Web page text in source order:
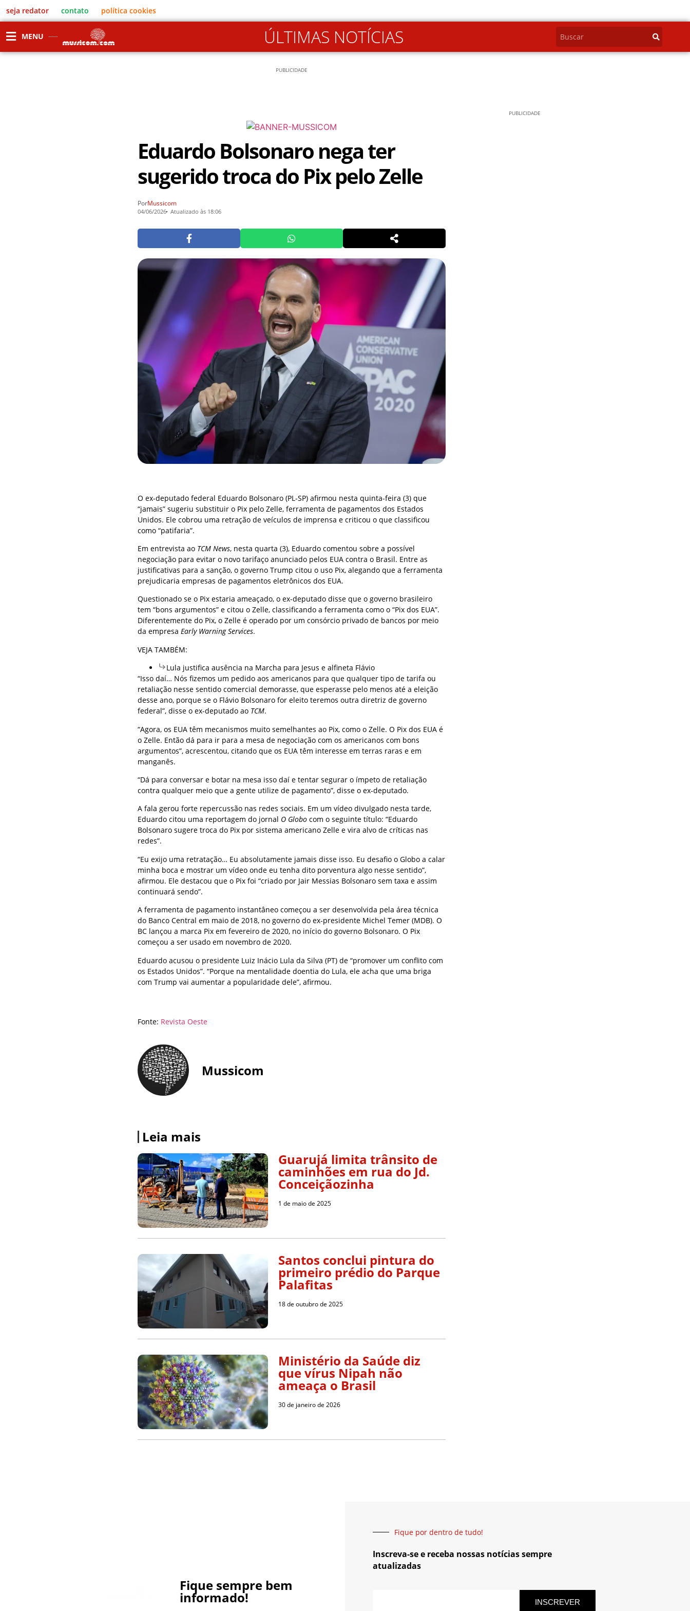
seja redator contato política cookies
MENU ÚLTIMAS NOTÍCIAS
PUBLICIDADE
Eduardo Bolsonaro nega ter
sugerido troca do Pix pelo Zelle
PorMussicom
04/06/2026 Atualizado às 18:06
O ex-deputado federal Eduardo Bolsonaro (PL-SP) afirmou nesta quinta-feira (3) que
“jamais” sugeriu substituir o Pix pelo Zelle, ferramenta de pagamentos dos Estados
Unidos. Ele cobrou uma retração de veículos de imprensa e criticou o que classificou
como “patifaria”.
Em entrevista ao TCM News, nesta quarta (3), Eduardo comentou sobre a possível
negociação para evitar o novo tarifaço anunciado pelos EUA contra o Brasil. Entre as
justificativas para a sanção, o governo Trump citou o uso Pix, alegando que a ferramenta
prejudicaria empresas de pagamentos eletrônicos dos EUA.
Questionado se o Pix estaria ameaçado, o ex-deputado disse que o governo brasileiro
tem “bons argumentos” e citou o Zelle, classificando a ferramenta como o “Pix dos EUA”.
Diferentemente do Pix, o Zelle é operado por um consórcio privado de bancos por meio
da empresa Early Warning Services.
VEJA TAMBÉM:
Lula justifica ausência na Marcha para Jesus e alfineta Flávio
“Isso daí… Nós fizemos um pedido aos americanos para que qualquer tipo de tarifa ou
retaliação nesse sentido comercial demorasse, que esperasse pelo menos até a eleição
desse ano, porque se o Flávio Bolsonaro for eleito teremos outra diretriz de governo
federal”, disse o ex-deputado ao TCM.
“Agora, os EUA têm mecanismos muito semelhantes ao Pix, como o Zelle. O Pix dos EUA é
o Zelle. Então dá para ir para a mesa de negociação com os americanos com bons
argumentos”, acrescentou, citando que os EUA têm interesse em terras raras e em
manganês.
“Dá para conversar e botar na mesa isso daí e tentar segurar o ímpeto de retaliação
contra qualquer meio que a gente utilize de pagamento”, disse o ex-deputado.
A fala gerou forte repercussão nas redes sociais. Em um vídeo divulgado nesta tarde,
Eduardo citou uma reportagem do jornal O Globo com o seguinte título: “Eduardo
Bolsonaro sugere troca do Pix por sistema americano Zelle e vira alvo de críticas nas
redes”.
“Eu exijo uma retratação… Eu absolutamente jamais disse isso. Eu desafio o Globo a calar
minha boca e mostrar um vídeo onde eu tenha dito porventura algo nesse sentido”,
afirmou. Ele destacou que o Pix foi “criado por Jair Messias Bolsonaro sem taxa e assim
continuará sendo”.
A ferramenta de pagamento instantâneo começou a ser desenvolvida pela área técnica
do Banco Central em maio de 2018, no governo do ex-presidente Michel Temer (MDB). O
BC lançou a marca Pix em fevereiro de 2020, no início do governo Bolsonaro. O Pix
começou a ser usado em novembro de 2020.
Eduardo acusou o presidente Luiz Inácio Lula da Silva (PT) de “promover um conflito com
os Estados Unidos”. “Porque na mentalidade doentia do Lula, ele acha que uma briga
com Trump vai aumentar a popularidade dele”, afirmou.
Fonte: Revista Oeste
Mussicom
Leia mais
Guarujá limita trânsito de
caminhões em rua do Jd.
Conceiçãozinha
1 de maio de 2025
Santos conclui pintura do
primeiro prédio do Parque
Palafitas
18 de outubro de 2025
Ministério da Saúde diz
que vírus Nipah não
ameaça o Brasil
30 de janeiro de 2026
PUBLICIDADE
Fique sempre bem
informado!
Fique por dentro de tudo!
Inscreva-se e receba nossas notícias sempre
atualizadas
INSCREVER